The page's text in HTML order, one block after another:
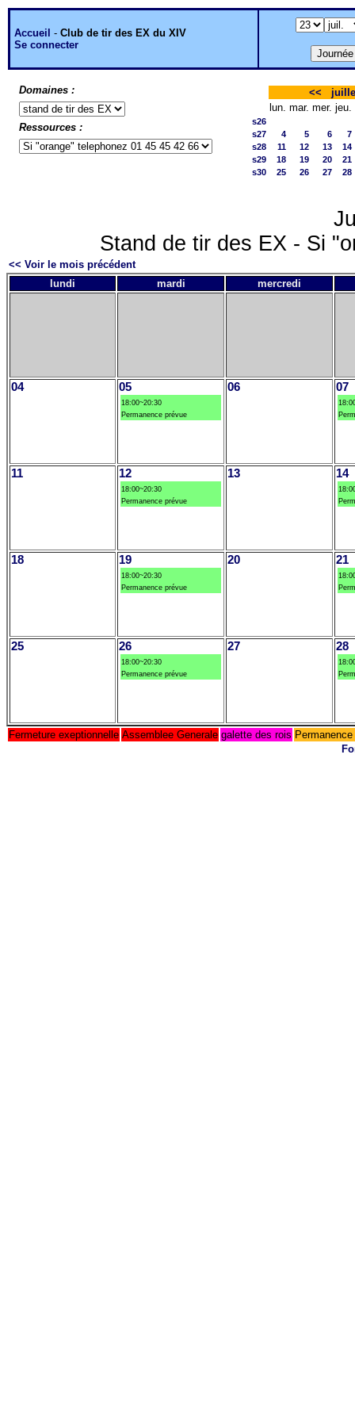
Accueil - Club de tir des EX du XIV
Se connecter
Domaines :
Ressources :
<<
lun. mar. mer. jeu.
s26
s27
4 5 6
7
s28
11 12 13
14
s29
18 19 20
21
s30
25 26 27 28
Stand de tir des EX - Si
<< Voir le mois précédent
lundi
mardi mercredi
04 05
18:00~20:30
Permanence prévue
06 07
11 12
18:00~20:30
Permanence prévue
13 14
18 19
18:00~20:30
Permanence prévue
20 21
25 26
18:00~20:30
Permanence prévue
27 28
Fermeture exeptionnelle Assemblee Generale galette des rois